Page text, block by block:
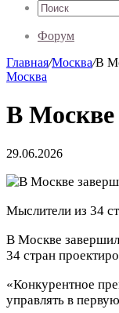
Форум
Главная/Москва/В
Москва
В Москве
29.06.2026
Мыслители из 34
В Москве
34 стран
«Конкурентное
управлять в